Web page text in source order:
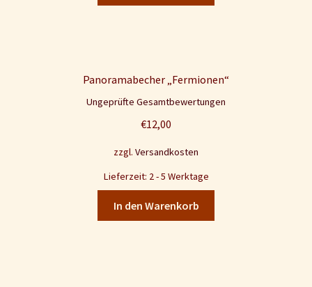
Panoramabecher „Fermionen“
Ungeprüfte Gesamtbewertungen
€12,00
zzgl. Versandkosten
Lieferzeit: 2 - 5 Werktage
In den Warenkorb